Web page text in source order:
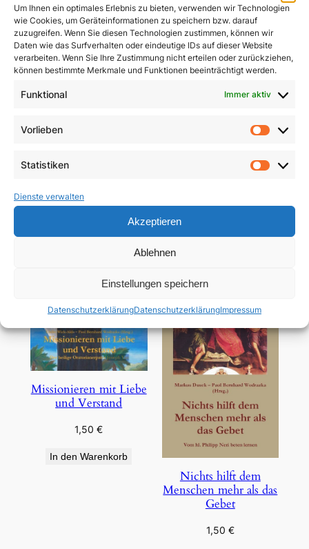
Um Ihnen ein optimales Erlebnis zu bieten, verwenden wir Technologien
wie Cookies, um Geräteinformationen zu speichern bzw. darauf
zuzugreifen. Wenn Sie diesen Technologien zustimmen, können wir
Daten wie das Surfverhalten oder eindeutige IDs auf dieser Website
verarbeiten. Wenn Sie Ihre Zustimmung nicht erteilen oder zurückziehen,
können bestimmte Merkmale und Funktionen beeinträchtigt werden.
Funktional Immer aktiv
Vorlieben
Statistiken
Dienste verwalten
Akzeptieren
Ablehnen
Einstellungen speichern
DatenschutzerklärungDatenschutzerklärungImpressum
Den Kreuzweg beten
Leben aus der Fülle des
Missionieren mit Liebe
und Verstand
1,50€
In den Warenkorb
Nichts hilft dem
Menschen mehr als das
Gebet
1,50 €